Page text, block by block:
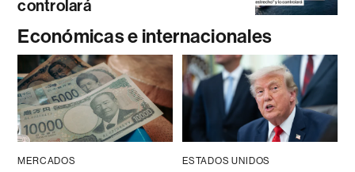
controlará
Económicas e internacionales
MERCADOS ESTADOS UNIDOS